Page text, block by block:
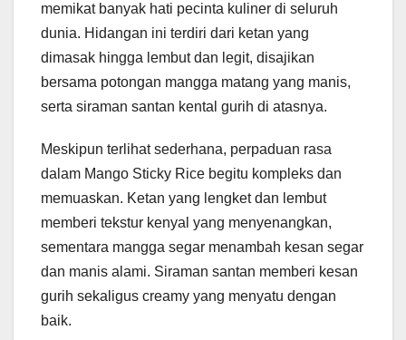
memikat banyak hati pecinta kuliner di seluruh
dunia. Hidangan ini terdiri dari ketan yang
dimasak hingga lembut dan legit, disajikan
bersama potongan mangga matang yang manis,
serta siraman santan kental gurih di atasnya.
Meskipun terlihat sederhana, perpaduan rasa
dalam Mango Sticky Rice begitu kompleks dan
memuaskan. Ketan yang lengket dan lembut
memberi tekstur kenyal yang menyenangkan,
sementara mangga segar menambah kesan segar
dan manis alami. Siraman santan memberi kesan
gurih sekaligus creamy yang menyatu dengan
baik.